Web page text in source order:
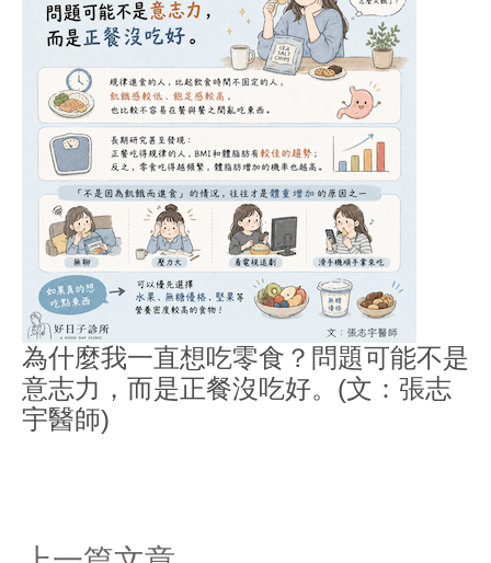
為什麼我一直想吃零食？問題可能不是
意志力，而是正餐沒吃好。(文：張志
宇醫師)